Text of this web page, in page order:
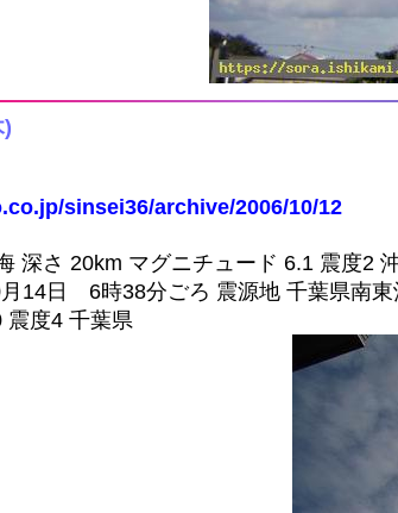
sinsei36/archive/2006/10/12
深さ 20km マグニチュード 6.1 震度2
14日 6時38分ごろ 震源地 千葉県南東
震度4 千葉県